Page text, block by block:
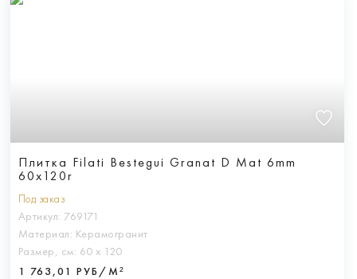
Плитка Filati Bestegui Granat D Mat 6mm
60x120r
Под заказ
Артикул: 769171
Материал: Керамогранит
Размер, см: 60 х 120
1 763,01 РУБ/М²